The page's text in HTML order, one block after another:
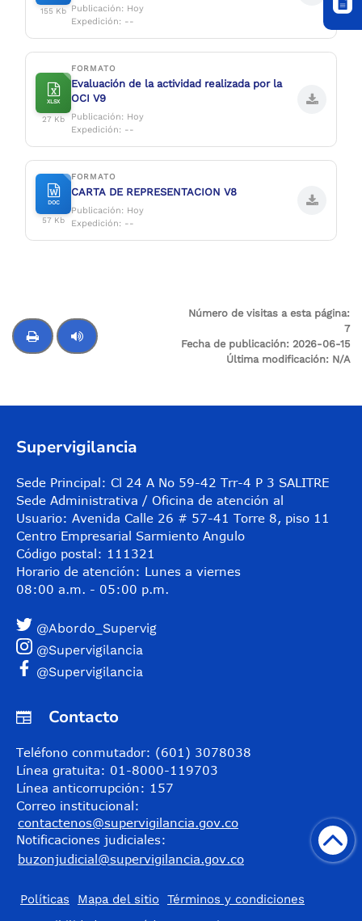
155 Kb
Publicación: Hoy
Expedición: --
XLSX
27 Kb
FORMATO
Evaluación de la actividad realizada por la
OCI V9
Publicación: Hoy
Expedición: --
DOC
57 Kb
FORMATO
CARTA DE REPRESENTACION V8
Publicación: Hoy
Expedición: --
Número de visitas a esta página:
7
Fecha de publicación: 2026-06-15
Última modificación: N/A
Supervigilancia
Sede Principal: Cl 24 A No 59-42 Trr-4 P 3 SALITRE
Sede Administrativa / Oficina de atención al
Usuario: Avenida Calle 26 # 57-41 Torre 8, piso 11
Centro Empresarial Sarmiento Angulo
Código postal: 111321
Horario de atención: Lunes a viernes
08:00 a.m. - 05:00 p.m.
@Abordo_Supervig
@Supervigilancia
@Supervigilancia
Contacto
Teléfono conmutador: (601) 3078038
Línea gratuita: 01-8000-119703
Línea anticorrupción: 157
Correo institucional:
contactenos@supervigilancia.gov.co
Notificaciones judiciales:
buzonjudicial@supervigilancia.gov.co
Políticas Mapa del sitio
Términos y condiciones